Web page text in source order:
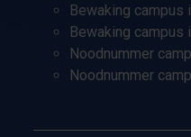
Bewaking campus
Bewaking campus
Noodnummer
Noodnummer